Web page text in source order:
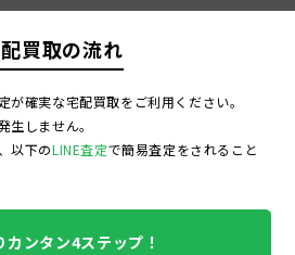
買取の流れ
が確実な宅配買取をご利用ください。
しません。
以下のLINE査定で簡易査定をされること
カンタン4ステップ！